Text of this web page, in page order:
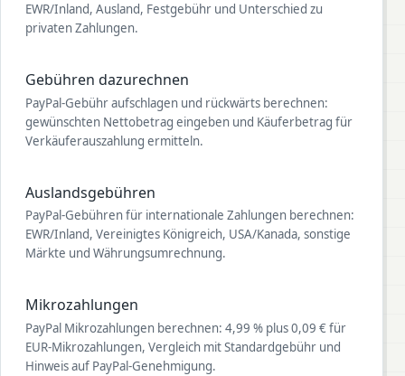
EWR/Inland, Ausland, Festgebühr und Unterschied zu
privaten Zahlungen.
Gebühren dazurechnen
PayPal-Gebühr aufschlagen und rückwärts berechnen:
gewünschten Nettobetrag eingeben und Käuferbetrag für
Verkäuferauszahlung ermitteln.
Auslandsgebühren
PayPal-Gebühren für internationale Zahlungen berechnen:
EWR/Inland, Vereinigtes Königreich, USA/Kanada, sonstige
Märkte und Währungsumrechnung.
Mikrozahlungen
PayPal Mikrozahlungen berechnen: 4,99 % plus 0,09 € für
EUR-Mikrozahlungen, Vergleich mit Standardgebühr und
Hinweis auf PayPal-Genehmigung.